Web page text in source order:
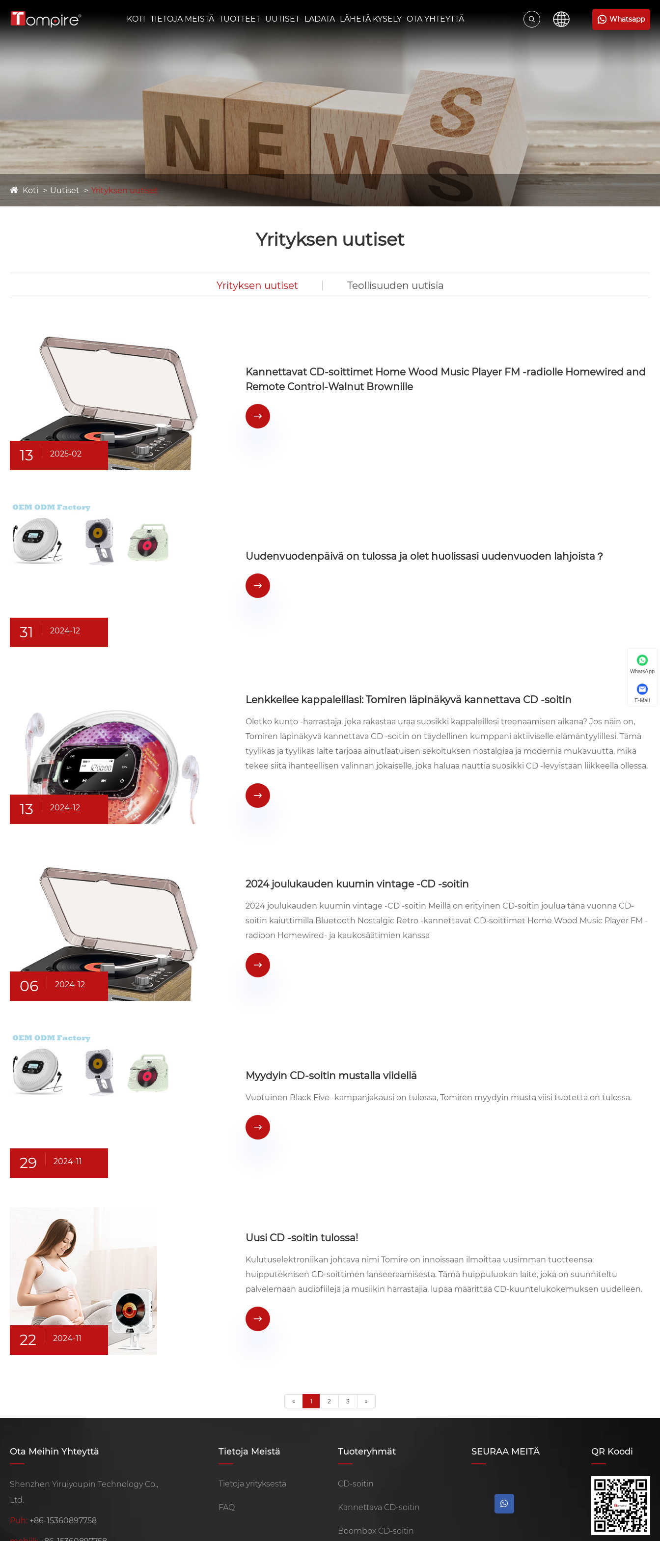
KOTI TIETOJA MEISTÄ TUOTTEET UUTISET LADATA LÄHETÄ KYSELY OTA YHTEYTTÄ Whatsapp
Koti Uutiset Yrityksen uutiset
Yrityksen uutiset
Yrityksen uutiset Teollisuuden uutisia
13 2025-02
Kannettavat CD-soittimet Home Wood Music Player FM -radiolle Homewired and
Remote Control-Walnut Brownille

31 2024-12
Uudenvuodenpäivä on tulossa ja olet huolissasi uudenvuoden lahjoista？

13 2024-12
Lenkkeilee kappaleillasi: Tomiren läpinäkyvä kannettava CD -soitin
Oletko kunto -harrastaja, joka rakastaa uraa suosikki kappaleillesi treenaamisen aikana? Jos näin on,
Tomiren läpinäkyvä kannettava CD -soitin on täydellinen kumppani aktiiviselle elämäntyylillesi. Tämä
tyylikäs ja tyylikäs laite tarjoaa ainutlaatuisen sekoituksen nostalgiaa ja modernia mukavuutta, mikä
tekee siitä ihanteellisen valinnan jokaiselle, joka haluaa nauttia suosikki CD -levyistään liikkeellä ollessa.

06 2024-12
2024 joulukauden kuumin vintage -CD -soitin
2024 joulukauden kuumin vintage -CD -soitin Meillä on erityinen CD-soitin joulua tänä vuonna CD-
soitin kaiuttimilla Bluetooth Nostalgic Retro -kannettavat CD-soittimet Home Wood Music Player FM -
radioon Homewired- ja kaukosäätimien kanssa

29 2024-11
Myydyin CD-soitin mustalla viidellä
Vuotuinen Black Five -kampanjakausi on tulossa, Tomiren myydyin musta viisi tuotetta on tulossa.

22 2024-11
Uusi CD -soitin tulossa!
Kulutuselektroniikan johtava nimi Tomire on innoissaan ilmoittaa uusimman tuotteensa:
huipputeknisen CD-soittimen lanseeraamisesta. Tämä huippuluokan laite, joka on suunniteltu
palvelemaan audiofiilejä ja musiikin harrastajia, lupaa määrittää CD-kuuntelukokemuksen uudelleen.

« 1 2 3 »
Ota Meihin Yhteyttä
Shenzhen Yiruiyoupin Technology Co.,
Ltd.
Puh: +86-15360897758
Tietoja Meistä
Tietoja yrityksestä
FAQ
Tuoteryhmät
CD-soitin
Kannettava CD-soitin
Boombox CD-soitin
SEURAA MEITÄ QR Koodi
WhatsApp
E-Mail